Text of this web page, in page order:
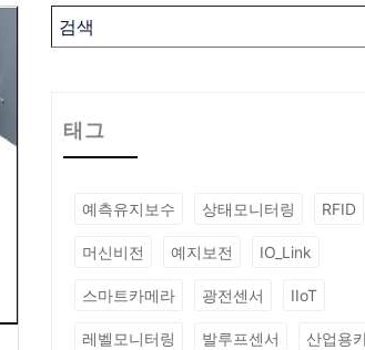
태그
예측유지보수 상태모니터링 RFID
머신비전 예지보전 IO_Link
스마트카메라 광전센서 IIoT
레벨모니터링 발루프센서 산업용